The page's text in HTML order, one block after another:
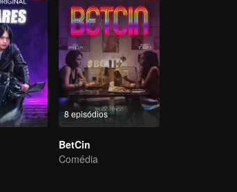
8 episódios
BetCin
Comédia